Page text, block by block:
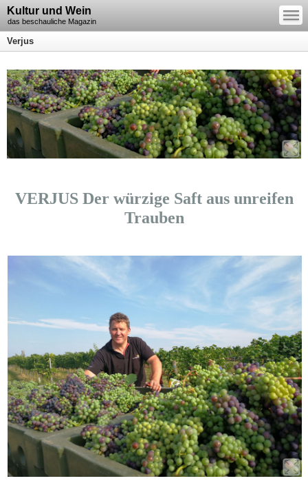
Kultur und Wein
das beschauliche Magazin
—
—
—
Verjus
VERJUS Der würzige Saft aus unreifen
Trauben